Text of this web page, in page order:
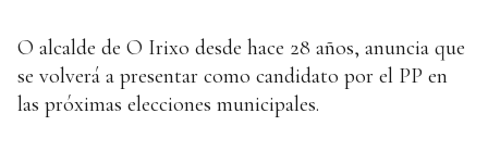
O alcalde de O Irixo desde hace 28 años, anuncia que
se volverá a presentar como candidato por el PP en
las próximas elecciones municipales.